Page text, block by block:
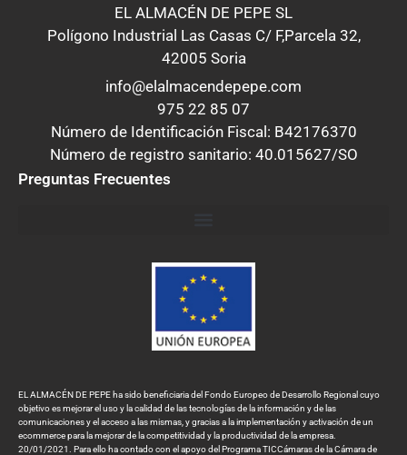
EL ALMACÉN DE PEPE SL
Polígono Industrial Las Casas C/ F,Parcela 32,
42005 Soria
info@elalmacendepepe.com
975 22 85 07
Número de Identificación Fiscal: B42176370
Número de registro sanitario: 40.015627/SO
Preguntas Frecuentes
EL ALMACÉN DE PEPE ha sido beneficiaria del Fondo Europeo de Desarrollo Regional cuyo
objetivo es mejorar el uso y la calidad de las tecnologías de la información y de las
comunicaciones y el acceso a las mismas, y gracias a la implementación y activación de un
ecommerce para la mejorar de la competitividad y la productividad de la empresa.
20/01/2021. Para ello ha contado con el apoyo del Programa TICCámaras de la Cámara de